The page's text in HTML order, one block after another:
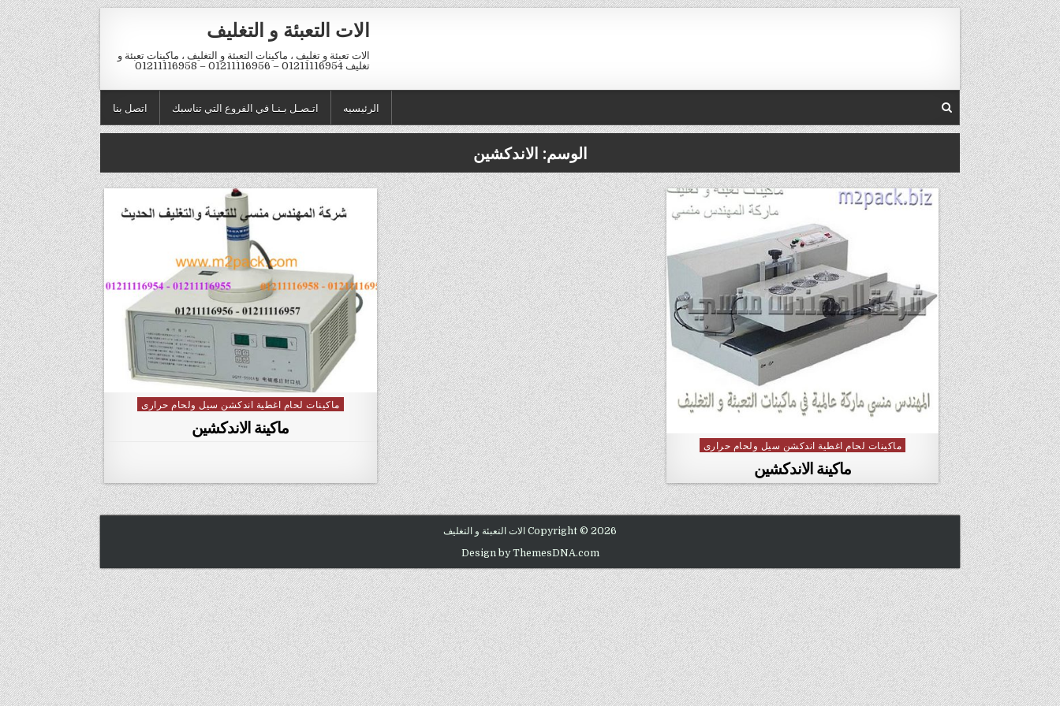
Skip to content
الات التعبئة و التغليف
الات تعبئة و تغليف ، ماكينات التعبئة و التغليف ، ماكينات تعبئة و
تغليف 01211116954 – 01211116956 – 01211116958
اتصل بنا اتـصـل بـنـا في الفروع التي تناسبك الرئيسيه
الوسم: الاندكشين
Posted in
ماكينات لحام اغطية اندكشن سيل ولحام حرارى
ماكينة الاندكشين
Posted in
ماكينات لحام اغطية اندكشن سيل ولحام حرارى
ماكينة الاندكشين
Copyright © 2026 الات التعبئة و التغليف
Design by ThemesDNA.com